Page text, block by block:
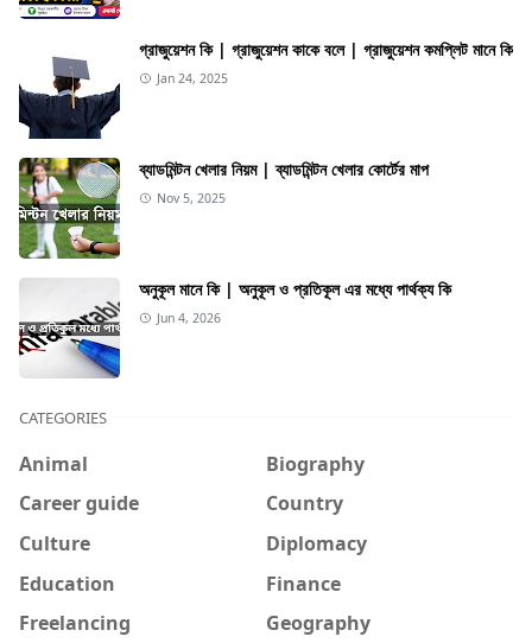
গ্রাজুয়েশন কি | গ্রাজুয়েশন কাকে বলে | গ্রাজুয়েশন কমপ্লিট মানে কি
Jan 24, 2025
ব্যাডমিন্টন খেলার নিয়ম | ব্যাডমিন্টন খেলার কোর্টের মাপ
Nov 5, 2025
অনুকূল মানে কি | অনুকূল ও প্রতিকূল এর মধ্যে পার্থক্য কি
Jun 4, 2026
CATEGORIES
Animal
Biography
Career guide
Country
Culture
Diplomacy
Education
Finance
Freelancing
Geography